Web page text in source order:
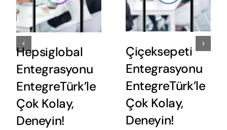
Pazarama
Entegrasyonu
EntegreTürk’le
Çok Kolay,
Deneyin!
n11.com
Entegrasyonu
EntegreTürk’le
Çok Kolay,
Deneyin!